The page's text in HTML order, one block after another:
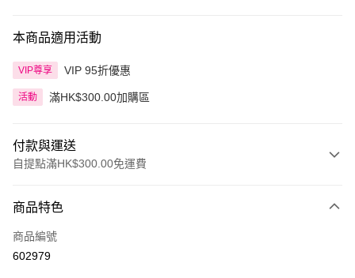
本商品適用活動
VIP尊享 VIP 95折優惠
活動 滿HK$300.00加購區
付款與運送
自提點滿HK$300.00免運費
信用卡
Apple Pay
商品特色
商品編號
602979